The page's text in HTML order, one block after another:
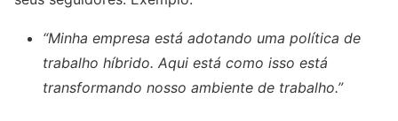
“Minha empresa está adotando uma política de
trabalho híbrido. Aqui está como isso está
transformando nosso ambiente de trabalho.”